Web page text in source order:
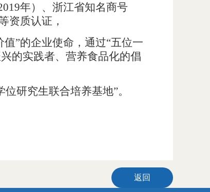
年）、浙江省知名商号
资质认证，
”的企业使命， 通过“五位一
的实践者、营养食品化的倡
研究生联合培养基地”。
返回